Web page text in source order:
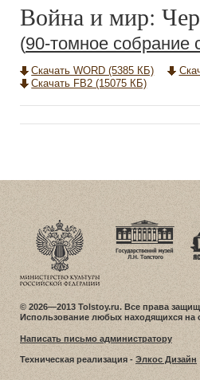
Война и мир:
(90-томное собрание
Скачать WORD (5385 КБ)
Скачать FB2 (15075 КБ)
© 2026—2013 Tolstoy.ru. Все права
Использование любых находящихся на
Написать письмо администратору
Техническая реализация - Элкос Дизайн